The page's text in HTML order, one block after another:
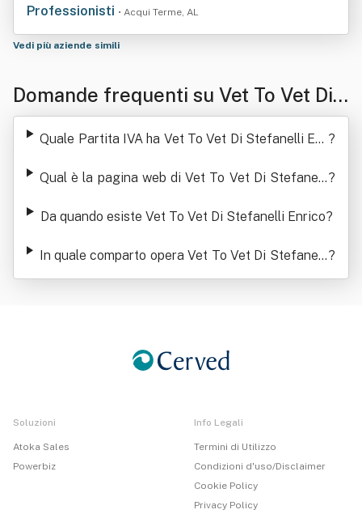
Professionisti • Acqui Terme, AL
Vedi più aziende simili
Domande frequenti su Vet To Vet Di
Stefanelli Enrico
Quale Partita IVA ha Vet To Vet Di Stefanelli Enr ?
Qual è la pagina web di Vet To Vet Di Stefanelli?
Da quando esiste Vet To Vet Di Stefanelli Enrico?
In quale comparto opera Vet To Vet Di Stefanelli
Enrico
?
Soluzioni
Atoka Sales
Powerbiz
Info Legali
Termini di Utilizzo
Condizioni d'uso/Disclaimer
Cookie Policy
Privacy Policy